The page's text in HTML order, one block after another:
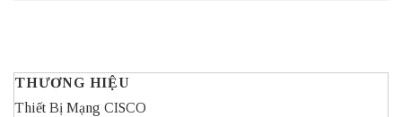
THƯƠNG HIỆU
Thiết Bị Mạng CISCO